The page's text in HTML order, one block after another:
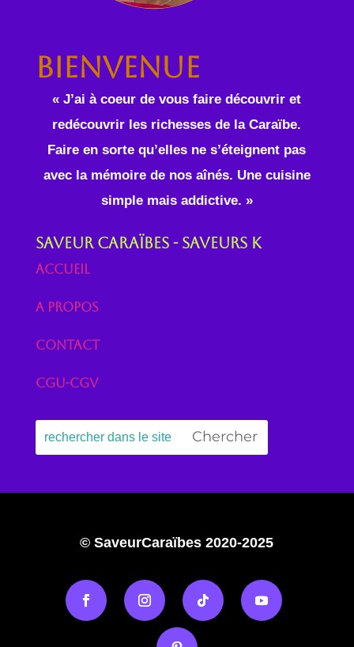
Bienvenue
« J’ai à coeur de vous faire découvrir et
redécouvrir les richesses de la Caraïbe.
Faire en sorte qu’elles ne s’éteignent pas
avec la mémoire de nos aînés. Une cuisine
simple mais addictive. »
Saveur Caraïbes - Saveurs K
Accueil
A propos
Contact
CGU-CGV
© SaveurCaraïbes 2020-2025